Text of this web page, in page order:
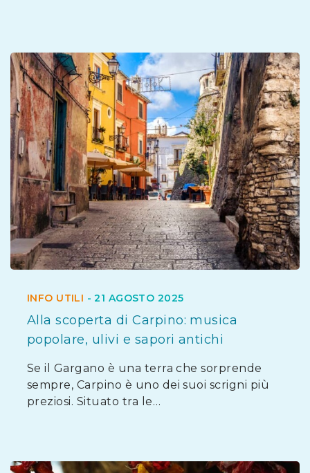
INFO UTILI -21 AGOSTO 2025
Alla scoperta di Carpino: musica
popolare, ulivi e sapori antichi
Se il Gargano è una terra che sorprende
sempre, Carpino è uno dei suoi scrigni più
preziosi. Situato tra le…